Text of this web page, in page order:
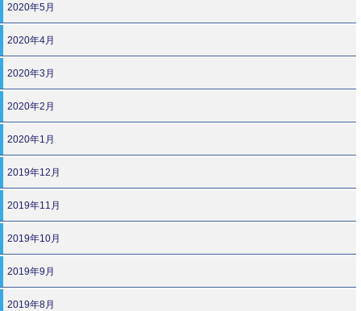
2020年5月
2020年4月
2020年3月
2020年2月
2020年1月
2019年12月
2019年11月
2019年10月
2019年9月
2019年8月